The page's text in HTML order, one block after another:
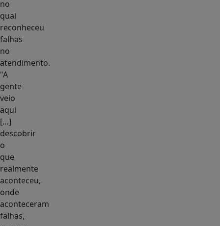
no
qual
reconheceu
falhas
no
atendimento.
"A
gente
veio
aqui
[…]
descobrir
o
que
realmente
aconteceu,
onde
aconteceram
falhas,